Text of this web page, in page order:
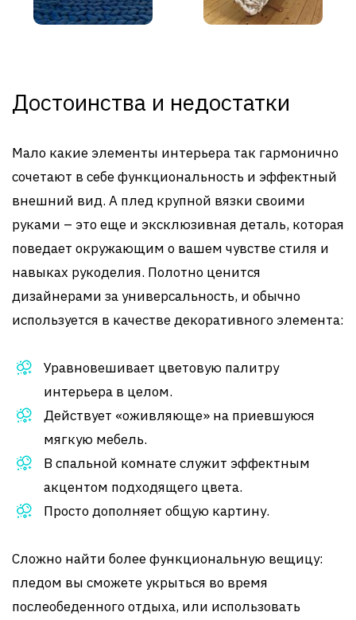
Достоинства и недостатки
Мало какие элементы интерьера так гармонично
сочетают в себе функциональность и эффектный
внешний вид. А плед крупной вязки своими
руками – это еще и эксклюзивная деталь, которая
поведает окружающим о вашем чувстве стиля и
навыках рукоделия. Полотно ценится
дизайнерами за универсальность, и обычно
используется в качестве декоративного элемента:
Уравновешивает цветовую палитру
интерьера в целом.
Действует «оживляюще» на приевшуюся
мягкую мебель.
В спальной комнате служит эффектным
акцентом подходящего цвета.
Просто дополняет общую картину.
Сложно найти более функциональную вещицу:
пледом вы сможете укрыться во время
послеобеденного отдыха, или использовать